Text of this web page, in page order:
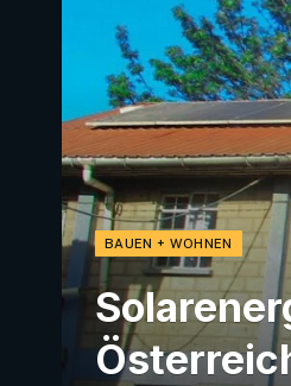
BAUEN + WOHNEN